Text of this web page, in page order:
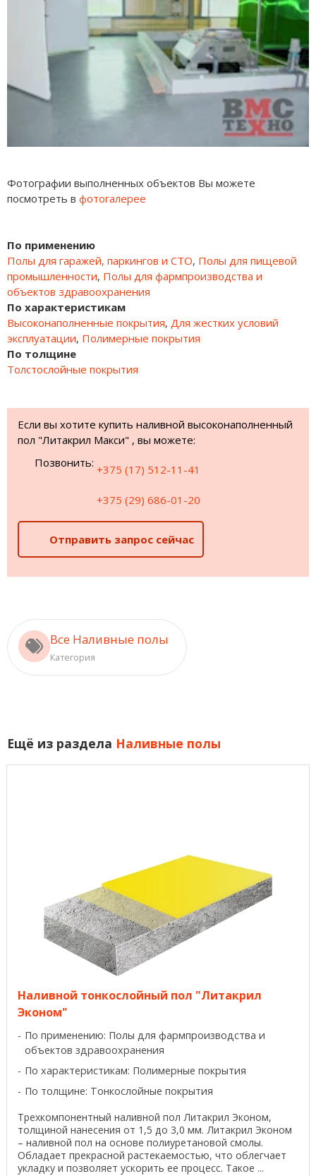
Фотографии выполненных объектов Вы можете
посмотреть в фотогалерее
По применению
Полы для гаражей, паркингов и СТО, Полы для пищевой
промышленности, Полы для фармпроизводства и
объектов здравоохранения
По характеристикам
Высоконаполненные покрытия, Для жестких условий
эксплуатации, Полимерные покрытия
По толщине
Толстослойные покрытия
Если вы хотите купить наливной высоконаполненный
пол "Литакрил Макси" , вы можете:
Позвонить:
+375 (17) 512-11-41
+375 (29) 686-01-20
Отправить запрос сейчас
Все Наливные полы
Категория
Ещё из раздела Наливные полы
Наливной тонкослойный пол "Литакрил
Эконом"
По применению: Полы для фармпроизводства и
объектов здравоохранения
По характеристикам: Полимерные покрытия
По толщине: Тонкослойные покрытия
Трехкомпонентный наливной пол Литакрил Эконом,
толщиной нанесения от 1,5 до 3,0 мм. Литакрил Эконом
– наливной пол на основе полиуретановой смолы.
Обладает прекрасной растекаемостью, что облегчает
укладку и позволяет ускорить ее процесс. Такое ...